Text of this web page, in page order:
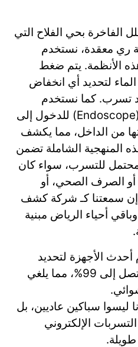
الفاخرة بحي الفلاح التي
ري معقدة، نستخدم
الأنظمة. يتم ضغط
لتحديد أي انخفاض
تسرب. كما نستخدم
كاميرات الألياف البصرية (Endoscope) للدخول إلى
من الداخل، مما يكشف
المنهجية الشاملة تضمن
للتسرب، سواء كان
أو الصرف الصحي، أو
إن سمعتنا كـ شركة كشف
أحياء الرياض مبنية
الأجهزة لتحديد
مكان التسرب بدقة تصل إلى 99%، مما يلغي
ليسوا سباكين عاديين، بل
الإلكتروني